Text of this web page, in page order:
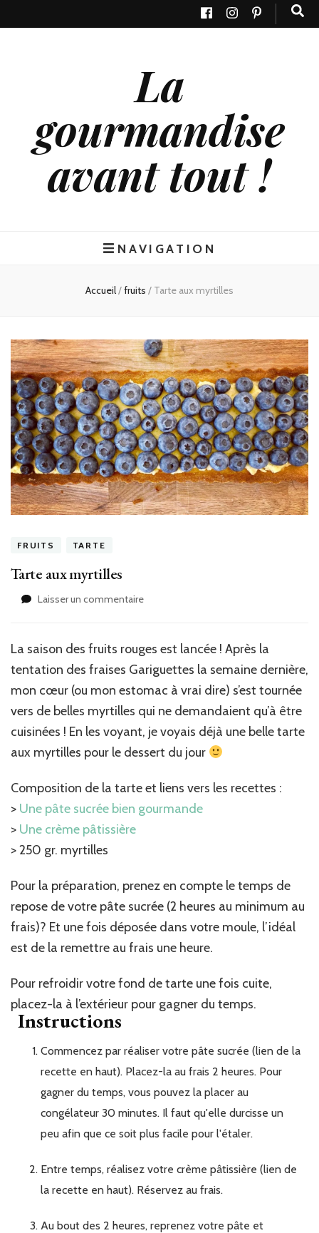
La
gourmandise
avant tout !
NAVIGATION
Accueil/fruits / Tarte aux myrtilles
FRUITS TARTE
Tarte aux myrtilles
Laisser un commentairesur
myrtilles
La saison des fruits rouges est lancée ! Après la
tentation des fraises Gariguettes la semaine dernière,
mon cœur (ou mon estomac à vrai dire) s’est tournée
vers de belles myrtilles qui ne demandaient qu’à être
cuisinées ! En les voyant, je voyais déjà une belle tarte
aux myrtilles pour le dessert du jour
Composition de la tarte et liens vers les recettes :
> Une pâte sucrée bien gourmande
> Une crème pâtissière
> 250 gr. myrtilles
Pour la préparation, prenez en compte le temps de
repose de votre pâte sucrée (2 heures au minimum au
frais)? Et une fois déposée dans votre moule, l’idéal
est de la remettre au frais une heure.
Pour refroidir votre fond de tarte une fois cuite,
placez-la à l’extérieur pour gagner du temps.
Instructions
Commencez par réaliser votre pâte sucrée (lien de la
recette en haut). Placez-la au frais 2 heures. Pour
gagner du temps, vous pouvez la placer au
congélateur 30 minutes. Il faut qu'elle durcisse un
peu afin que ce soit plus facile pour l'étaler.
Entre temps, réalisez votre crème pâtissière (lien de
la recette en haut). Réservez au frais.
Au bout des 2 heures, reprenez votre pâte et